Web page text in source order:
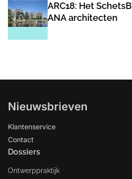
ARC18: Het
ANA architecten
Nieuwsbrieven
Klantenservice
Contact
Dossiers
Ontwerppraktijk